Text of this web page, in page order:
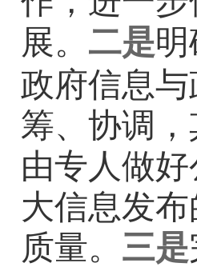
展。 二是
政府信息
筹、协调
由专人做好
大信息发布
质量。 三是